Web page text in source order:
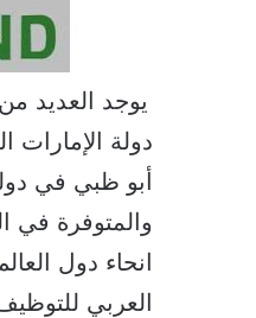
يوجد العديد
دولة الإمارات
أبو ظبي في
والمتوفرة في
انحاء دول
العربي